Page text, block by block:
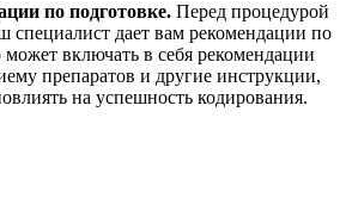
по подготовке. Перед процедурой
специалист дает вам рекомендации по
может включать в себя рекомендации
препаратов и другие инструкции,
на успешность кодирования.